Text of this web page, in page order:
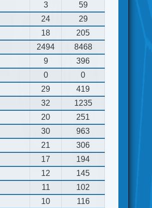
3
59
24
29
18
205
2494
8468
9
396
0
0
29
419
32
1235
20
251
30
963
21
306
17
194
12
145
11
102
10
116